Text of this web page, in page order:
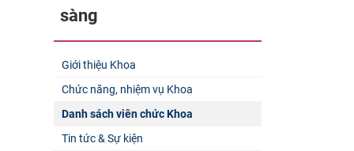
sàng
Giới thiệu Khoa
Chức năng, nhiệm vụ Khoa
Danh sách viên chức Khoa
Tin tức & Sự kiện